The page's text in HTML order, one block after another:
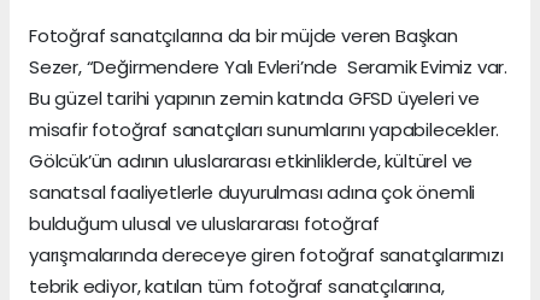
Fotoğraf sanatçılarına da bir müjde veren Başkan
Sezer, “Değirmendere Yalı Evleri’nde Seramik Evimiz var.
Bu güzel tarihi yapının zemin katında GFSD üyeleri ve
misafir fotoğraf sanatçıları sunumlarını yapabilecekler.
Gölcük’ün adının uluslararası etkinliklerde, kültürel ve
sanatsal faaliyetlerle duyurulması adına çok önemli
bulduğum ulusal ve uluslararası fotoğraf
yarışmalarında dereceye giren fotoğraf sanatçılarımızı
tebrik ediyor, katılan tüm fotoğraf sanatçılarına,